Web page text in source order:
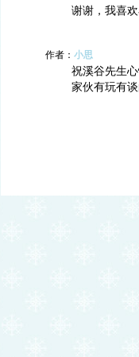
谢谢，我喜
作者： 小思
祝溪谷先生
家伙有玩有谈